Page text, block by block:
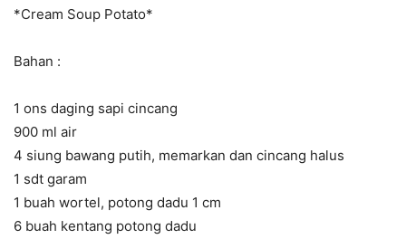
*Cream Soup Potato*
Bahan :
1 ons daging sapi cincang
900 ml air
4 siung bawang putih, memarkan dan cincang halus
1 sdt garam
1 buah wortel, potong dadu 1 cm
6 buah kentang potong dadu